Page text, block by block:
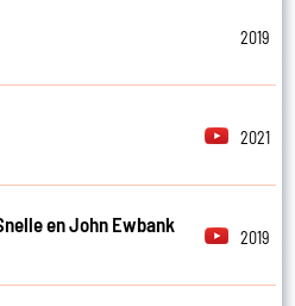
2019
2021
en John Ewbank
2019